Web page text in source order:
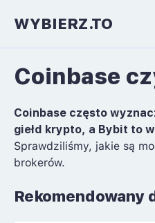
WYBIERZ.TO
Coinbase
Coinbase często
giełd krypto, a Bybit to
Sprawdziliśmy, jakie są
brokerów.
Rekomendowany